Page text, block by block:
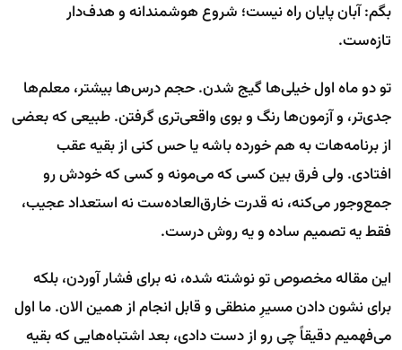
بگم: آبان پایان راه نیست؛ شروع هوشمندانه و هدف‌دار
تازه‌ست.
تو دو ماه اول خیلی‌ها گیج شدن. حجم درس‌ها بیشتر، معلم‌ها
جدی‌تر، و آزمون‌ها رنگ و بوی واقعی‌تری گرفتن. طبیعی که بعضی
از برنامه‌هات به هم خورده باشه یا حس کنی از بقیه عقب
افتادی. ولی فرق بین کسی که می‌مونه و کسی که خودش رو
جمع‌وجور می‌کنه، نه قدرت خارق‌العاده‌ست نه استعداد عجیب،
فقط یه تصمیم ساده و یه روش درست.
این مقاله مخصوص تو نوشته شده، نه برای فشار آوردن، بلکه
برای نشون دادن مسیرِ منطقی و قابل انجام از همین الان. ما اول
می‌فهمیم دقیقاً چی رو از دست دادی، بعد اشتباه‌هایی که بقیه